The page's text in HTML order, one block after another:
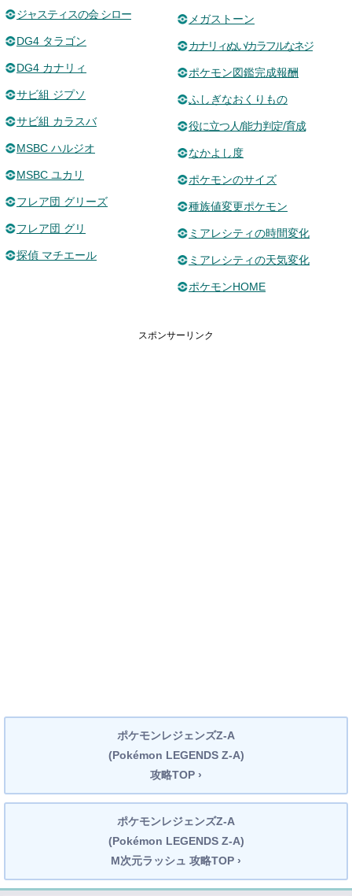
ジャスティスの会 シロー
DG4 タラゴン
DG4 カナリィ
サビ組 ジプソ
サビ組 カラスバ
MSBC ハルジオ
MSBC ユカリ
フレア団 グリーズ
フレア団 グリ
探偵 マチエール
メガストーン
カナリィぬい/カラフルなネジ
ポケモン図鑑完成報酬
ふしぎなおくりもの
役に立つ人/能力判定/育成
なかよし度
ポケモンのサイズ
種族値変更ポケモン
ミアレシティの時間変化
ミアレシティの天気変化
ポケモンHOME
スポンサーリンク
ポケモンレジェンズZ-A
(Pokémon LEGENDS Z-A)
攻略TOP ›
ポケモンレジェンズZ-A
(Pokémon LEGENDS Z-A)
M次元ラッシュ 攻略TOP ›